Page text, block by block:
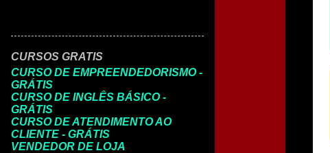
CURSOS GRATIS
CURSO DE EMPREENDEDORISMO -
GRÁTIS
CURSO DE INGLÊS BÁSICO -
GRÁTIS
CURSO DE ATENDIMENTO AO
CLIENTE - GRÁTIS
VENDEDOR DE LOJA